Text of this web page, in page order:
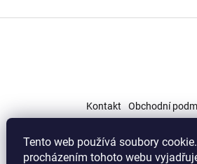
Tento web používá soubory
procházením tohoto webu
Kontakt Obchodní